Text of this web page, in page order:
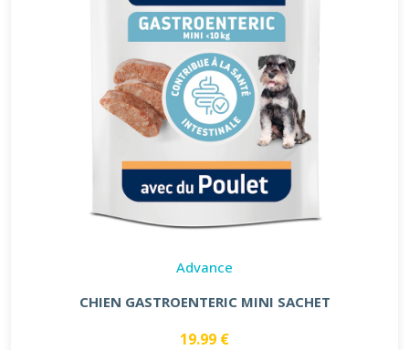
Advance
CHIEN GASTROENTERIC MINI SACHET
19.99 €